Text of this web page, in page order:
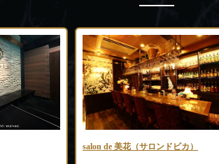
salon de 美花（サロンドビカ）